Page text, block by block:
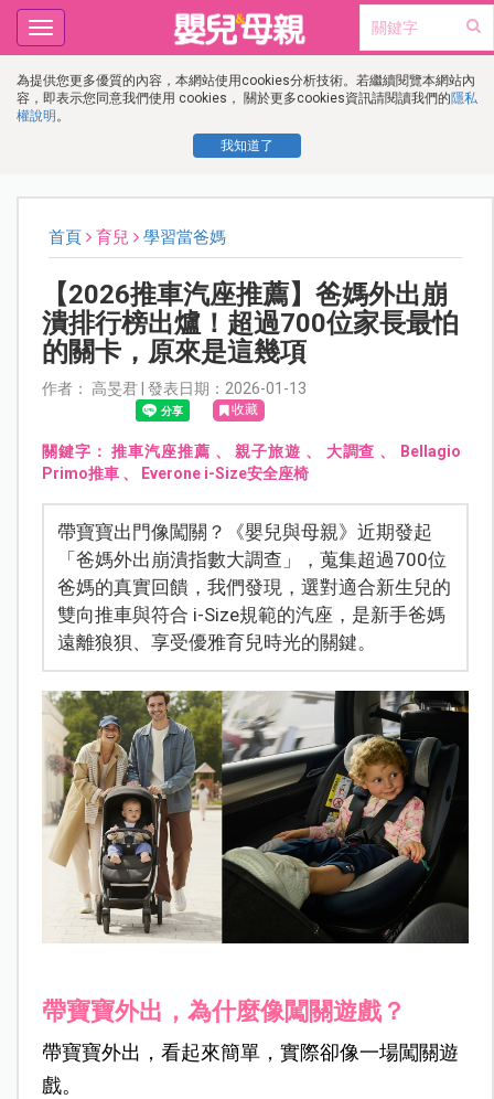
為提供您更多優質的內容，本網站使用cookies分析技術。若繼續閱覽本網站內
容，即表示您同意我們使用 cookies， 關於更多cookies資訊請閱讀我們的隱私
權說明 。
我知道了
Toggle
navigation
首頁 育兒 學習當爸媽
【2026推車汽座推薦】爸媽外出崩
潰排行榜出爐！超過700位家長最怕
的關卡，原來是這幾項
作者： 高旻君 | 發表日期：2026-01-13
收藏
關鍵字：推車汽座推薦 、親子旅遊 、 大調查 、
Bellagio
Primo推車、 Everone i-Size安全座椅
帶寶寶出門像闖關？《嬰兒與母親》近期發起
「爸媽外出崩潰指數大調查」，蒐集超過700位
爸媽的真實回饋，我們發現，選對適合新生兒的
雙向推車與符合 i-Size規範的汽座，是新手爸媽
遠離狼狽、享受優雅育兒時光的關鍵。
帶寶寶外出，為什麼像闖關遊戲？
帶寶寶外出，看起來簡單，實際卻像一場闖關遊
戲。